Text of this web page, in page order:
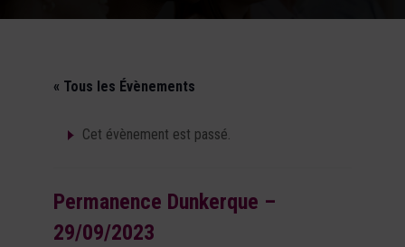
« Tous les Évènements
Cet évènement est passé.
Permanence Dunkerque –
29/09/2023